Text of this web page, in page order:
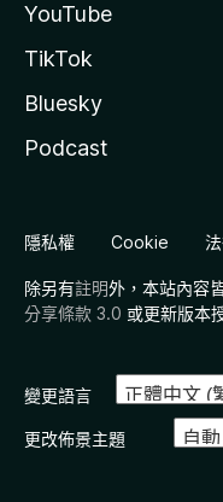
YouTube
TikTok
Bluesky
Podcast
隱私權 Cookie
除另有註明外，本站內容
分享條款 3.0 或更新版本
變更語言
更改佈景主題